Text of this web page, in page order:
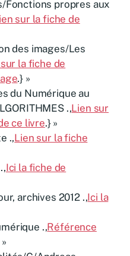
Fonctions propres aux
sur la fiche de
des images/Les
la fiche de
.} »
du Numérique au
.,Lien sur
ce livre.} »
.,Lien sur la fiche
Ici la fiche de
archives 2012 .,Ici la
.,Référence